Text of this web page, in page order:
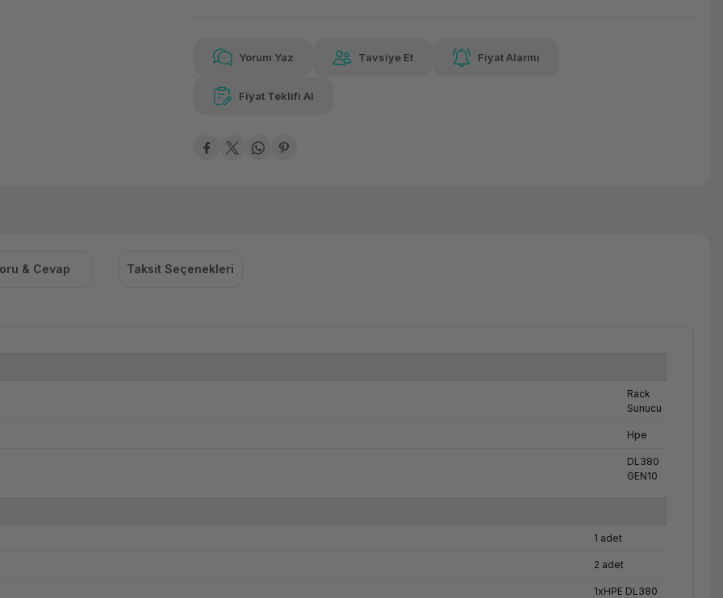
Güvenilir Alışveriş
Yorum Yaz Tavsiye Et Fiyat Alarmı
Fiyat Teklifi Al
& Cevap Taksit Seçenekleri
Rack
Sunucu
Hpe
DL380
GEN10
1 adet
2 adet
1xHPE DL380